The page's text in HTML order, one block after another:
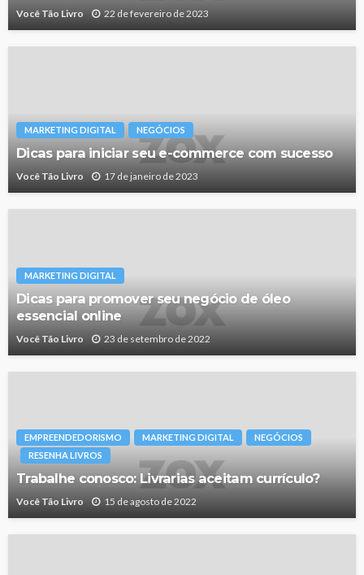
Você Tão Livro 22 de fevereiro de 2023
MARKETING DIGITAL NEGÓCIOS
Dicas para iniciar seu e-commerce com sucesso
Você Tão Livro 17 de janeiro de 2023
MARKETING DIGITAL
Dicas para promover seu negócio de óleo
essencial online
Você Tão Livro 23 de setembro de 2022
EMPREENDEDORISMO MARKETING DIGITAL
NEGÓCIOS
RESENHA LIVROS
Trabalhe conosco: Livrarias aceitam currículo?
Você Tão Livro 15 de agosto de 2022